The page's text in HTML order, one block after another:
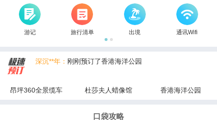
游记 旅行清单 出境 通讯Wifi
深沉**年： 刚刚预订了香港海洋公园
昂坪360全景缆车 杜莎夫人蜡像馆 香港海洋公园
口袋攻略